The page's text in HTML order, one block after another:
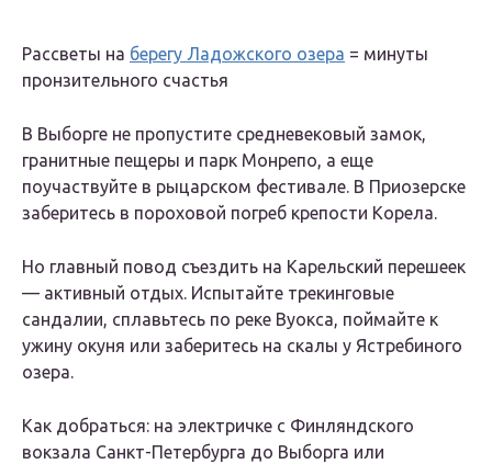
Рассветы на берегу Ладожского озера = минуты
пронзительного счастья
В Выборге не пропустите средневековый замок,
гранитные пещеры и парк Монрепо, а еще
поучаствуйте в рыцарском фестивале. В Приозерске
заберитесь в пороховой погреб крепости Корела.
Но главный повод съездить на Карельский перешеек
— активный отдых. Испытайте трекинговые
сандалии, сплавьтесь по реке Вуокса, поймайте к
ужину окуня или заберитесь на скалы у Ястребиного
озера.
Как добраться: на электричке с Финляндского
вокзала Санкт-Петербурга до Выборга или